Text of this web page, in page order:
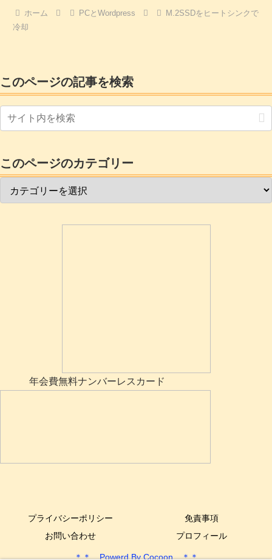
ホーム PCとWordpress
M.2SSDをヒートシンクで
冷却
このページの記事を検索
このページのカテゴリー
年会費無料ナンバーレスカード
プライバシーポリシー
免責事項
お問い合わせ
プロフィール
＊＊ Powerd By Cocoon ＊＊